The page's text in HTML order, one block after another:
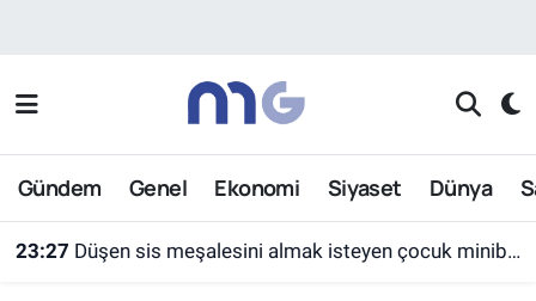
Gündem Genel Ekonomi Siyaset Dünya
23:27 Düşen sis meşalesini almak isteyen çocuk minibüsün altında kaldı
Nöbetçi Eczaneler
Hava Durumu